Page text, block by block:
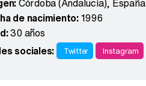
Córdoba (Andalucía), España
de nacimiento:1996
30 años
sociales:
Twitter Instagram